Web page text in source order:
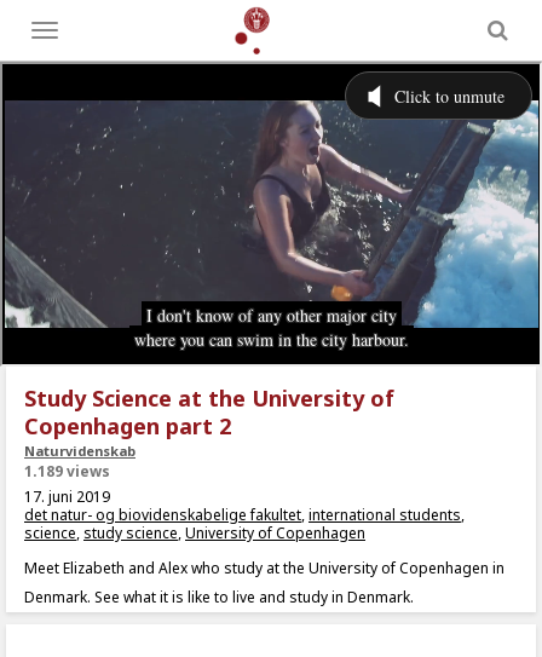
Toggle
menu
Study Science at the University of
Copenhagen part 2
Naturvidenskab
1.189 views
17. juni 2019
det natur- og biovidenskabelige fakultet,international students,
science, study science,University of Copenhagen
Meet Elizabeth and Alex who study at the University of Copenhagen in
Denmark. See what it is like to live and study in Denmark.